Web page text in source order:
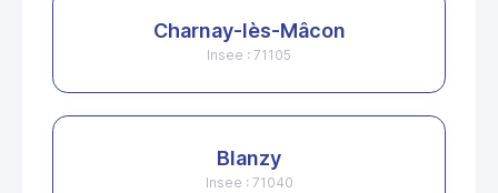
Charnay-lès-Mâcon
Insee : 71105
Blanzy
Insee : 71040